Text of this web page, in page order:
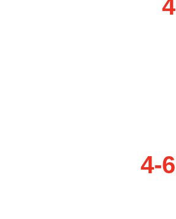
4
4-6